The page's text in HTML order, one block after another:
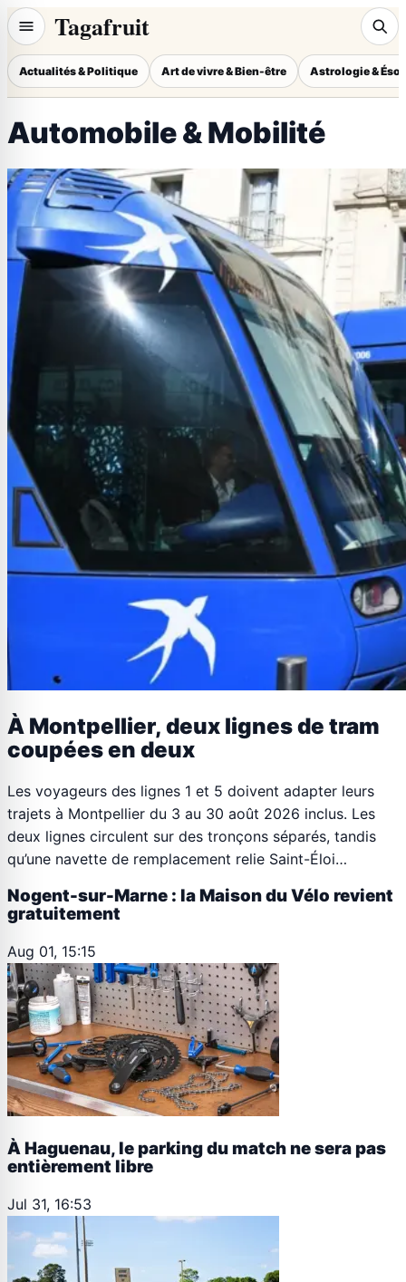
Tagafruit
Actualités & Politique Art de vivre & Bien-être Astrologie &
Automobile & Mobilité
À Montpellier, deux lignes de tram
coupées en deux
Les voyageurs des lignes 1 et 5 doivent adapter leurs
trajets à Montpellier du 3 au 30 août 2026 inclus. Les
deux lignes circulent sur des tronçons séparés, tandis
qu’une navette de remplacement relie Saint-Éloi…
Nogent-sur-Marne : la Maison du Vélo revient
gratuitement
Aug 01, 15:15
À Haguenau, le parking du match ne sera pas
entièrement libre
Jul 31, 16:53